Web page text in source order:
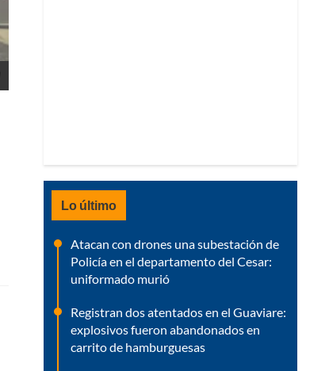
Lo último
Atacan con drones una subestación de
Policía en el departamento del Cesar:
uniformado murió
Registran dos atentados en el Guaviare:
explosivos fueron abandonados en
carrito de hamburguesas